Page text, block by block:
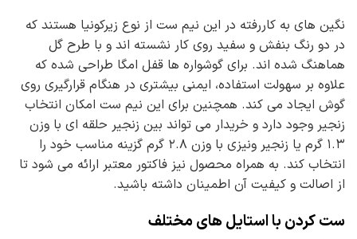
نگین های به کاررفته در این نیم ست از نوع زیرکونیا هستند که
در دو رنگ بنفش و سفید روی کار نشسته اند و با طرح گل
هماهنگ شده اند. برای گوشواره ها قفل امگا طراحی شده که
علاوه بر سهولت استفاده، ایمنی بیشتری در هنگام قرارگیری روی
گوش ایجاد می کند. همچنین برای این نیم ست امکان انتخاب
زنجیر وجود دارد و خریدار می تواند بین زنجیر حلقه ای با وزن
۱.۳ گرم یا زنجیر ونیزی با وزن ۲.۸ گرم گزینه مناسب خود را
انتخاب کند. به همراه محصول نیز فاکتور معتبر ارائه می شود تا
از اصالت و کیفیت آن اطمینان داشته باشید.
ست کردن با استایل های مختلف